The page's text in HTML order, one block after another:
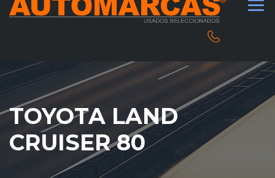
TOYOTA LAND
CRUISER 80